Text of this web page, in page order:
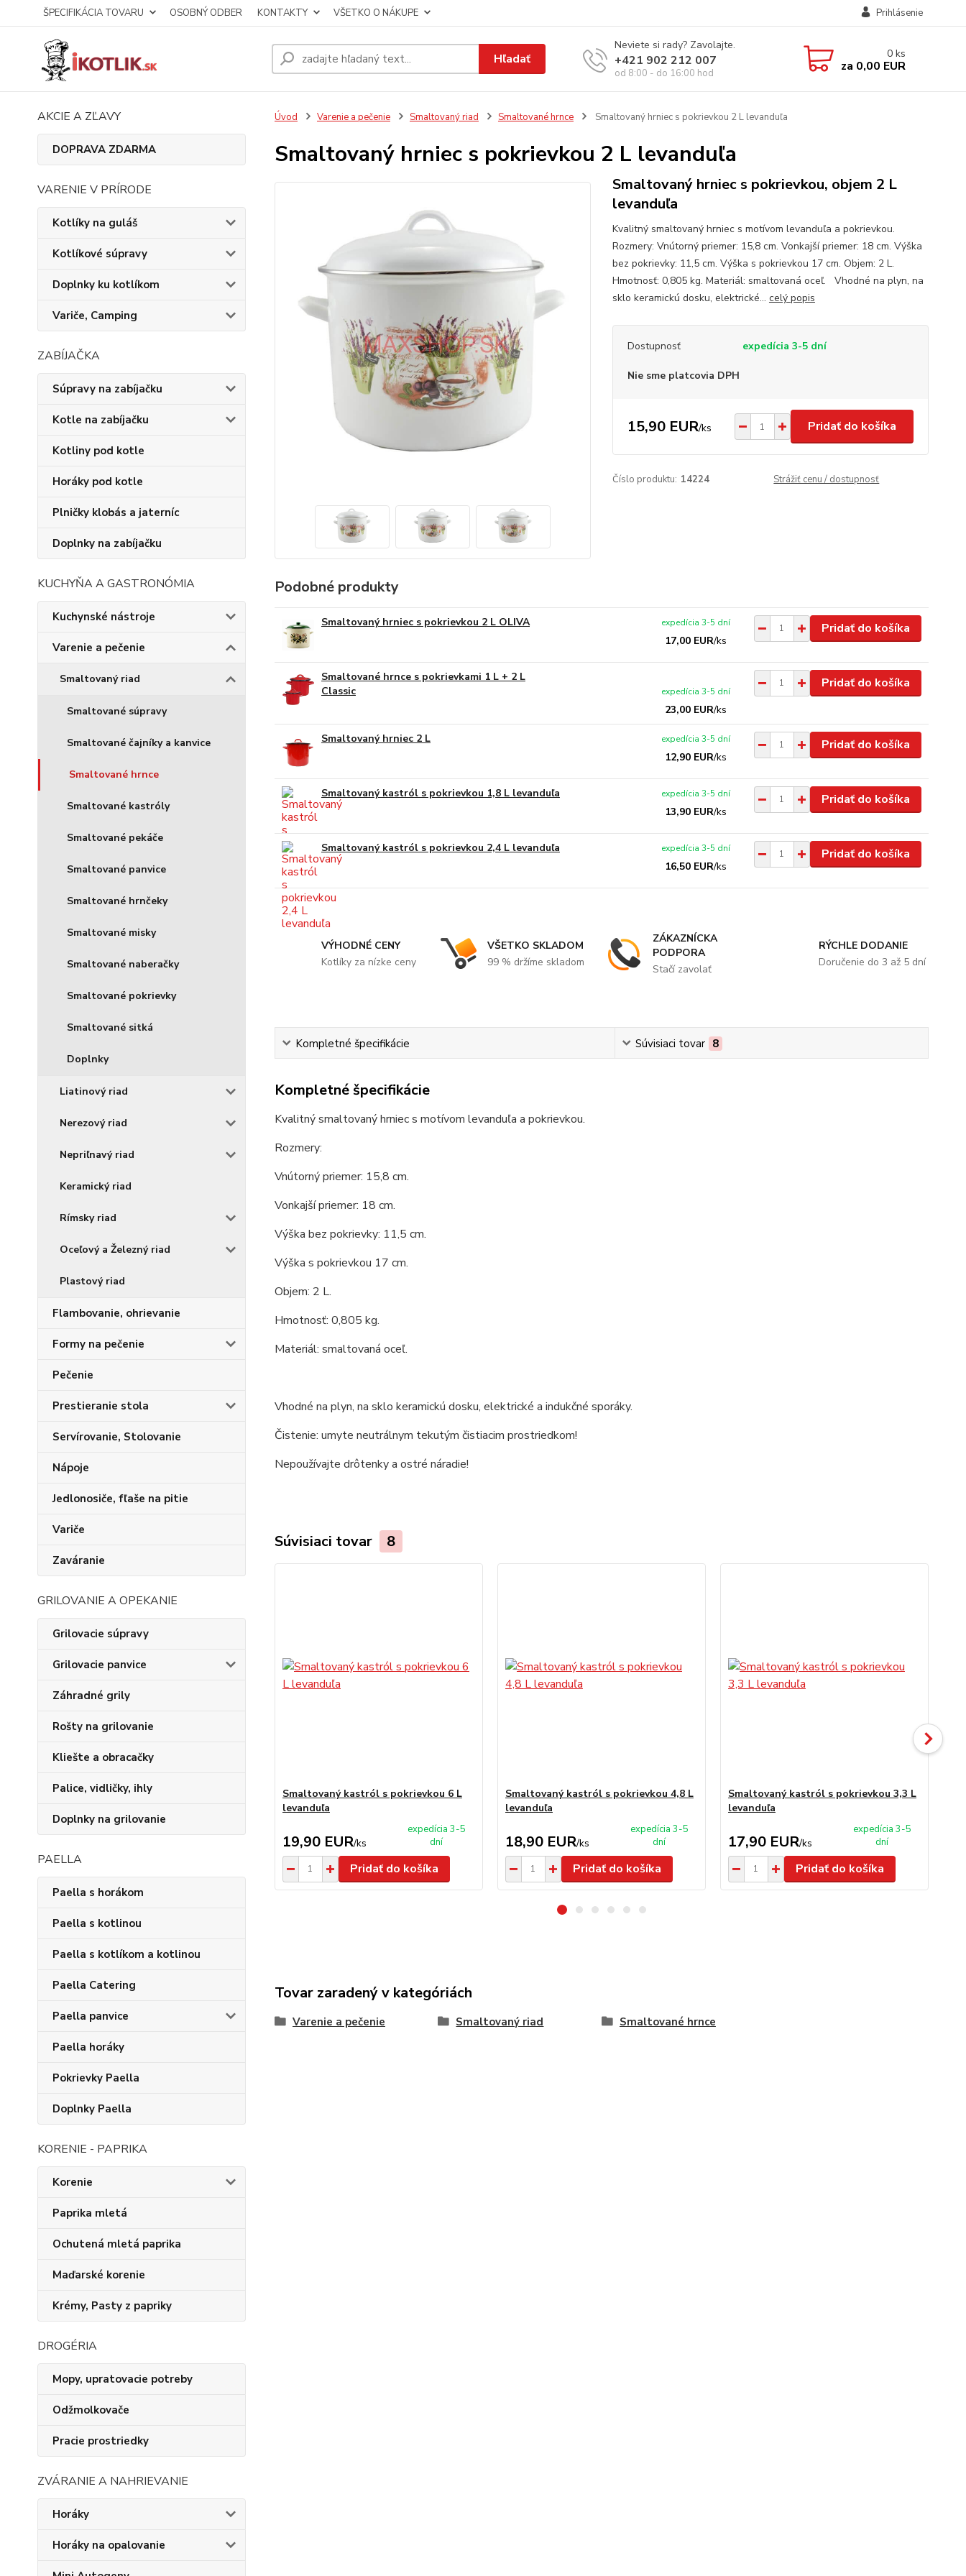
ŠPECIFIKÁCIA TOVARU OSOBNÝ ODBER KONTAKTY VŠETKO O NÁKUPE Prihlásenie
Hľadať
Neviete si rady? Zavolajte.
+421 902 212 007
od 8:00 - do 16:00 hod
0 ks
za 0,00 EUR
AKCIE A ZĽAVY
DOPRAVA ZDARMA
VARENIE V PRÍRODE
Kotlíky na guláš
Kotlíkové súpravy
Doplnky ku kotlíkom
Variče, Camping
ZABÍJAČKA
Súpravy na zabíjačku
Kotle na zabíjačku
Kotliny pod kotle
Horáky pod kotle
Plničky klobás a jaterníc
Doplnky na zabíjačku
KUCHYŇA A GASTRONÓMIA
Kuchynské nástroje
Varenie a pečenie
Smaltovaný riad
Smaltované súpravy
Smaltované čajníky a kanvice
Smaltované hrnce
Smaltované kastróly
Smaltované pekáče
Smaltované panvice
Smaltované hrnčeky
Smaltované misky
Smaltované naberačky
Smaltované pokrievky
Smaltované sitká
Doplnky
Liatinový riad
Nerezový riad
Nepriľnavý riad
Keramický riad
Rímsky riad
Oceľový a Železný riad
Plastový riad
Flambovanie, ohrievanie
Formy na pečenie
Pečenie
Prestieranie stola
Servírovanie, Stolovanie
Nápoje
Jedlonosiče, fľaše na pitie
Variče
Zaváranie
GRILOVANIE A OPEKANIE
Grilovacie súpravy
Grilovacie panvice
Záhradné grily
Rošty na grilovanie
Kliešte a obracačky
Palice, vidličky, ihly
Doplnky na grilovanie
PAELLA
Paella s horákom
Paella s kotlinou
Paella s kotlíkom a kotlinou
Paella Catering
Paella panvice
Paella horáky
Pokrievky Paella
Doplnky Paella
KORENIE - PAPRIKA
Korenie
Paprika mletá
Ochutená mletá paprika
Maďarské korenie
Krémy, Pasty z papriky
DROGÉRIA
Mopy, upratovacie potreby
Odžmolkovače
Pracie prostriedky
ZVÁRANIE A NAHRIEVANIE
Horáky
Horáky na opalovanie
Úvod Varenie a pečenie Smaltovaný riad Smaltované hrnce Smaltovaný hrniec s pokrievkou 2 L levanduľa
Smaltovaný hrniec s pokrievkou 2 L levanduľa
Smaltovaný hrniec s pokrievkou, objem 2 L
levanduľa
Kvalitný smaltovaný hrniec s motívom levanduľa a pokrievkou.
Rozmery: Vnútorný priemer: 15,8 cm. Vonkajší priemer: 18 cm. Výška
bez pokrievky: 11,5 cm. Výška s pokrievkou 17 cm. Objem: 2 L.
Hmotnosť: 0,805 kg. Materiál: smaltovaná oceľ. Vhodné na plyn, na
sklo keramickú dosku, elektrické... celý popis
Dostupnosť expedícia 3-5 dní
Nie sme platcovia DPH
15,90 EUR/ks Pridať do košíka
Číslo produktu: 14224 Strážiť cenu / dostupnosť
Podobné produkty
Smaltovaný hrniec s pokrievkou 2 L OLIVA
17,00 EUR/ks
expedícia 3-5 dní Pridať do košíka
Smaltované hrnce s pokrievkami 1 L + 2 L
Classic
23,00 EUR/ks
expedícia 3-5 dní
Pridať do košíka
Smaltovaný hrniec 2 L
12,90 EUR/ks
expedícia 3-5 dní Pridať do košíka
Smaltovaný kastról s pokrievkou 1,8 L levanduľa
13,90 EUR/ks
expedícia 3-5 dní Pridať do košíka
Smaltovaný kastról s pokrievkou 2,4 L levanduľa
16,50 EUR/ks
expedícia 3-5 dní Pridať do košíka
VÝHODNÉ CENY
Kotlíky za nízke ceny
VŠETKO SKLADOM
99 % držíme skladom
ZÁKAZNÍCKA
PODPORA
Stačí zavolať
RÝCHLE DODANIE
Doručenie do 3 až 5 dní
Kompletné špecifikácie Súvisiaci tovar 8
Kompletné špecifikácie
Kvalitný smaltovaný hrniec s motívom levanduľa a pokrievkou.
Rozmery:
Vnútorný priemer: 15,8 cm.
Vonkajší priemer: 18 cm.
Výška bez pokrievky: 11,5 cm.
Výška s pokrievkou 17 cm.
Objem: 2 L.
Hmotnosť: 0,805 kg.
Materiál: smaltovaná oceľ.
Vhodné na plyn, na sklo keramickú dosku, elektrické a indukčné sporáky.
Čistenie: umyte neutrálnym tekutým čistiacim prostriedkom!
Nepoužívajte drôtenky a ostré náradie!
Súvisiaci tovar 8
Smaltovaný kastról s pokrievkou 6 L
levanduľa
19,90 EUR/ks
expedícia 3-5
dní
Pridať do košíka
Smaltovaný kastról s pokrievkou 4,8 L
levanduľa
18,90 EUR/ks
expedícia 3-5
dní
Pridať do košíka
Smaltovaný kastról s pokrievkou 3,3 L
levanduľa
17,90 EUR/ks
expedícia 3-5
dní
Pridať do košíka
Tovar zaradený v kategóriách
Varenie a pečenie Smaltovaný riad Smaltované hrnce